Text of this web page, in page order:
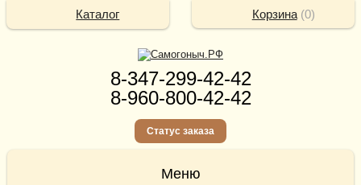
8-347-299-42-42
8-960-800-42-42
Статус заказа
Корзина(0)
Каталог